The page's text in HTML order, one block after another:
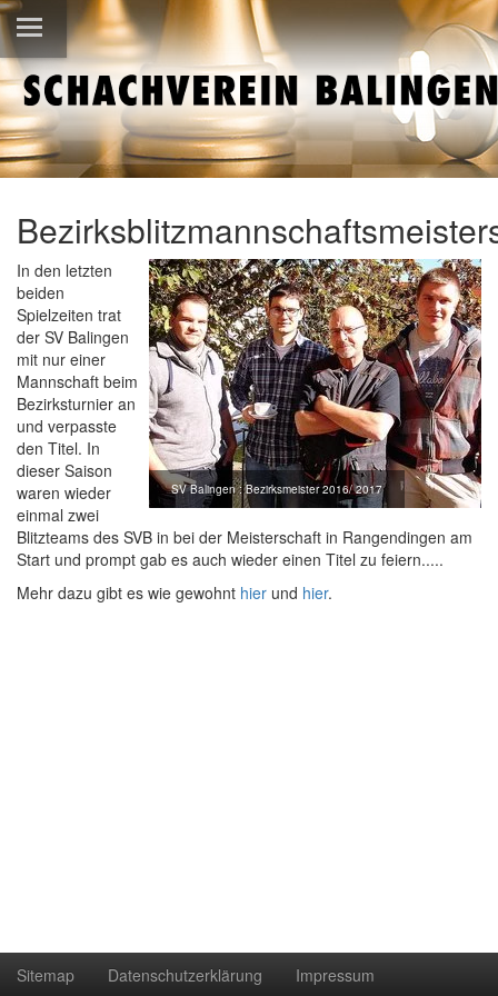
SV Balingen : Bezirksmeister 2016/ 2017
In den letzten
beiden
Spielzeiten trat
der SV Balingen
mit nur einer
Mannschaft beim
Bezirksturnier an
und verpasste
den Titel. In
dieser Saison
waren wieder
einmal zwei
Blitzteams des SVB in bei der Meisterschaft in Rangendingen am
Start und prompt gab es auch wieder einen Titel zu feiern.....
Mehr dazu gibt es wie gewohnt hier und hier.
Sitemap Datenschutzerklärung Impressum